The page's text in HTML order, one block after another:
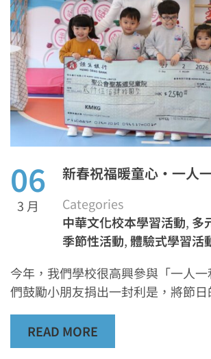
06
3 月
新春祝福暖童心·一人
Categories
中華文化校本學習活動, 多
季節性活動,體驗式學習活
今年，我們學校很高興參與「一人
們鼓勵小朋友捐出一封利是，將節
READ MORE